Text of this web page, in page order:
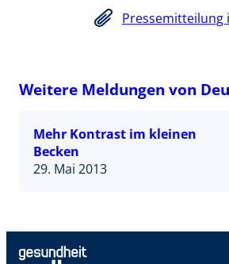
Pressemitteilung
Weitere Meldungen von
Mehr Kontrast im kleinen
Becken
29. Mai 2013